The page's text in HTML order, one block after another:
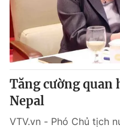
VTV4
VTV9
Liên hệ tòa soạn
Tăng cường quan
Nepal
VTV.vn - Phó Chủ tịch